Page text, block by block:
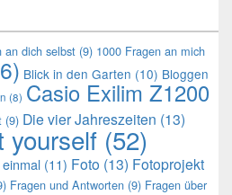
an dich selbst (9) 1000 Fragen an mich
Blick in den Garten (10) Bloggen
(8) Casio Exilim Z1200
(9) Die vier Jahreszeiten (13)
yourself (52)
(11) Foto (13) Fotoprojekt
Fragen und Antworten (9) Fragen über